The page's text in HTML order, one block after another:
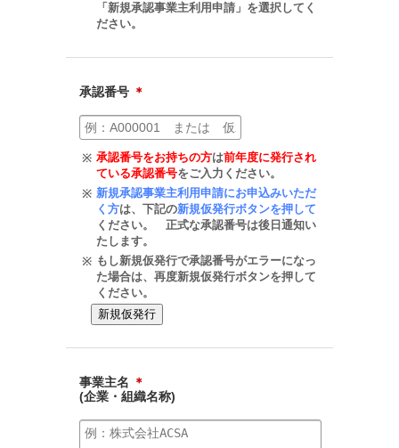
「新規承認事業主利用申請」を選択してく
ださい。
承認番号 ＊
※ 承認番号をお持ちの方は前年度に発行され
ている承認番号をご入力ください。
※ 新規承認事業主利用申請にお申込みいただ
く方は、下記の新規仮発行ボタンを押して
ください。 正式な承認番号は後日通知い
たします。
※ もし新規仮発行で承認番号がエラーになっ
た場合は、再度新規仮発行ボタンを押して
ください。
事業主名 ＊
(企業・組織名称)